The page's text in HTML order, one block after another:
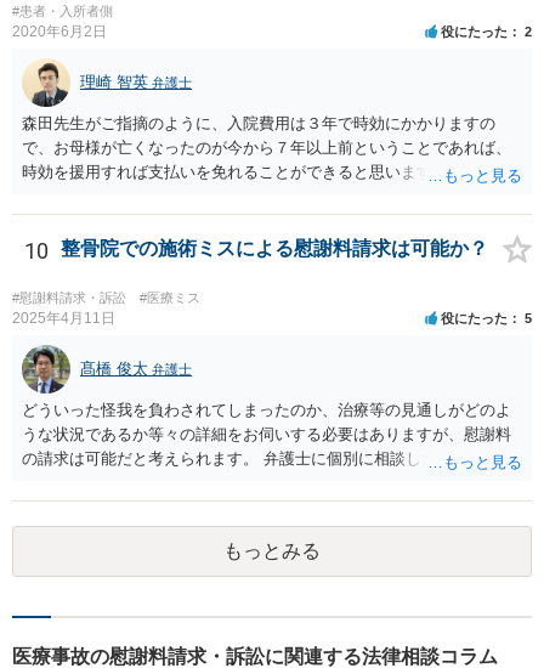
#患者・入所者側
2020年6月2日 役にたった 2
理崎 智英 弁護士
森田先生がご指摘のように、入院費用は３年で時効にかかりますの
で、お母様が亡くなったのが今から７年以上前ということであれば、
時効を援用すれば支払いを免れることができると思います。 そのた
容証明郵便を送るようにしてください。
10 整骨院での施術ミスによる慰謝料請求は可能か？
#慰謝料請求・訴訟 #医療ミス
2025年4月11日 役にたった 5
髙橋 俊太 弁護士
どういった怪我を負わされてしまったのか、治療等の見通しがどのよ
うな状況であるか等々の詳細をお伺いする必要はありますが、慰謝料
の請求は可能だと考えられます。 弁護士に個別に相談した方がよいケ
してみるとよいでしょう。
もっとみる
医療事故の慰謝料請求・訴訟に関連する法律相談コラム